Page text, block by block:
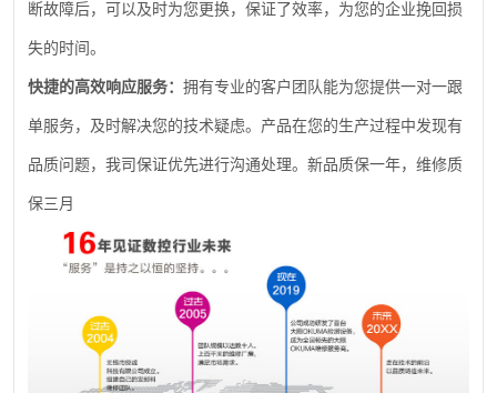
断故障后，可以及时为您更换，保证了效率，为您的企业挽回损
失的时间。
快捷的高效响应服务： 拥有专业的客户团队能为您提供一对一跟
单服务，及时解决您的技术疑虑。产品在您的生产过程中发现有
品质问题，我司保证优先进行沟通处理。新品质保一年，维修质
保三月